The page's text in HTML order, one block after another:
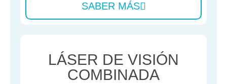
SABER MÁS
LÁSER DE VISIÓN
COMBINADA